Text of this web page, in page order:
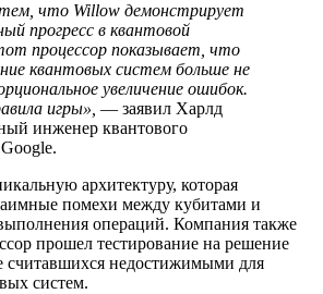
что Willow демонстрирует
прогресс в квантовой
процессор показывает, что
квантовых систем больше не
увеличение ошибок.
игры», — заявил Харлд
инженер квантового
архитектуру, которая
помехи между кубитами и
операций. Компания также
прошел тестирование на решение
считавшихся недостижимыми для
систем.